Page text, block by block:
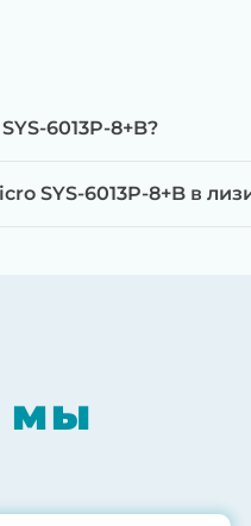
на
нагрузкой в
6013P-8+B?
SYS-6013P-8+B в
мы